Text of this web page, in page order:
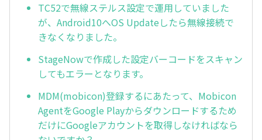
TC52で無線ステルス設定で運用していました
が、Android10へOS Updateしたら無線接続で
きなくなりました。
StageNowで作成した設定バーコードをスキャン
してもエラーとなります。
MDM(mobicon)登録するにあたって、Mobicon
AgentをGoogle Playからダウンロードするため
だけにGoogleアカウントを取得しなければなら